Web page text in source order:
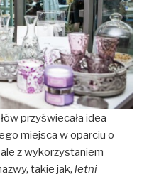
przyświecała idea
miejsca w oparciu o
z wykorzystaniem
takie jak, letni